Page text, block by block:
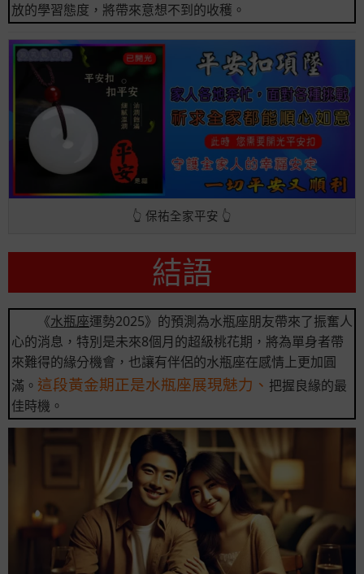
放的學習態度，將帶來意想不到的收穫。
👆 保祐全家平安 👆
結語
《水瓶座運勢2025》的預測為水瓶座朋友帶來了振奮人
心的消息，特別是未來8個月的超級桃花期，將為單身者帶
來難得的緣分機會，也讓有伴侶的水瓶座在感情上更加圓
滿。 這段黃金期正是水瓶座展現魅力、 把握良緣的最
佳時機。